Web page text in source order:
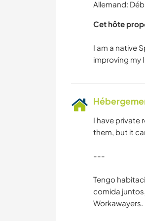
Allemand:
Cet hôte
I am a native
I have private
them, but it
---
Tengo
comida
Workawayers.